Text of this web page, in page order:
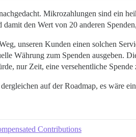
Mikrozahlungen sind ein
den Wert von 20 anderen
unseren Kunden einen solchen
Währung zum Spenden ausgeben.
nur Zeit, eine versehentliche Spende
auf der Roadmap, es wäre
Contributions